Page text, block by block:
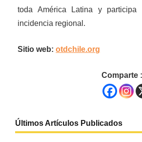
toda América Latina y participa
incidencia regional.
Sitio web: otdchile.org
Comparte
Últimos Artículos Publicados